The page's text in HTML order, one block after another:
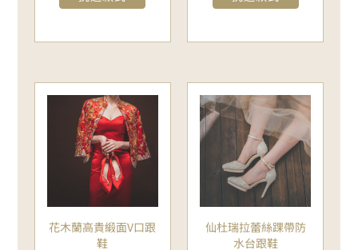
花木蘭高貴緞面V口跟
鞋
仙杜瑞拉蕾絲踝帶防
水台跟鞋